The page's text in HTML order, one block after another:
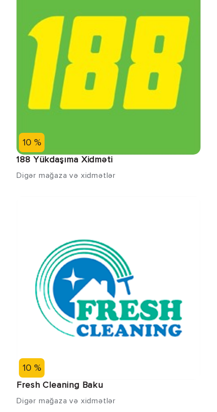
10 %
188 Yükdaşıma Xidməti
Digər mağaza və xidmətlər
10 %
Fresh Cleaning Baku
Digər mağaza və xidmətlər